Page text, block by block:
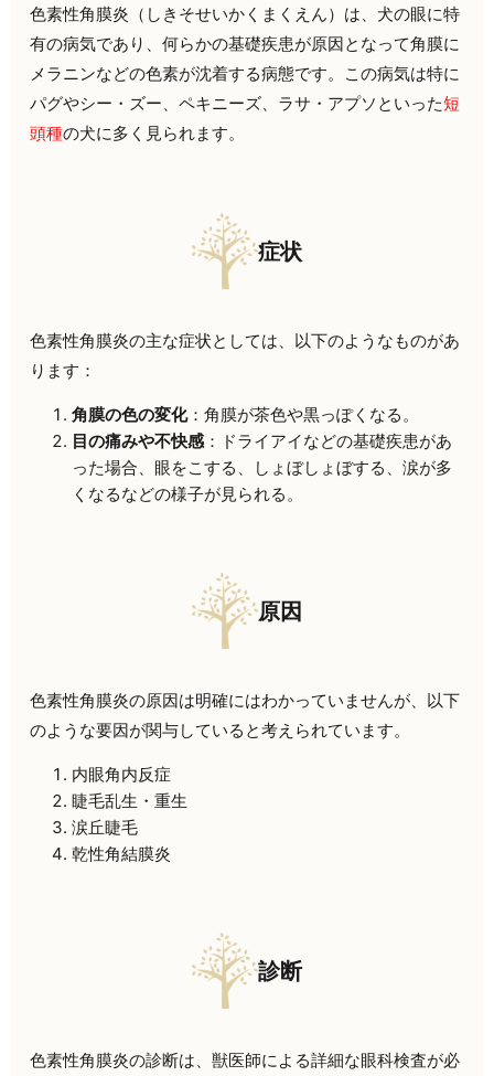
色素性角膜炎（しきそせいかくまくえん）は、犬の眼に特
有の病気であり、何らかの基礎疾患が原因となって角膜に
メラニンなどの色素が沈着する病態です。この病気は特に
パグやシー・ズー、ペキニーズ、ラサ・アプソといった短
頭種の犬に多く見られます。
症状
色素性角膜炎の主な症状としては、以下のようなものがあ
ります：
角膜の色の変化：角膜が茶色や黒っぽくなる。
目の痛みや不快感：ドライアイなどの基礎疾患があ
った場合、眼をこする、しょぼしょぼする、涙が多
くなるなどの様子が見られる。
原因
色素性角膜炎の原因は明確にはわかっていませんが、以下
のような要因が関与していると考えられています。
内眼角内反症
睫毛乱生・重生
涙丘睫毛
乾性角結膜炎
診断
色素性角膜炎の診断は、獣医師による詳細な眼科検査が必